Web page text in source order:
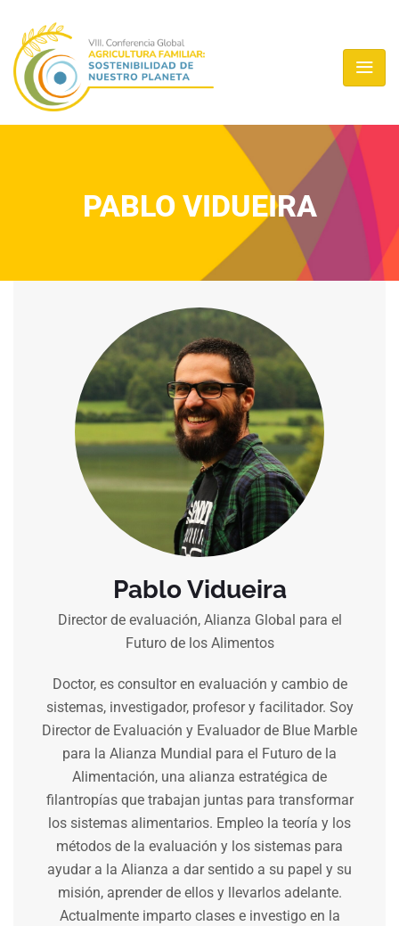
PABLO VIDUEIRA
Pablo Vidueira
Director de evaluación, Alianza Global para el
Futuro de los Alimentos
Doctor, es consultor en evaluación y cambio de
sistemas, investigador, profesor y facilitador. Soy
Director de Evaluación y Evaluador de Blue Marble
para la Alianza Mundial para el Futuro de la
Alimentación, una alianza estratégica de
filantropías que trabajan juntas para transformar
los sistemas alimentarios. Empleo la teoría y los
métodos de la evaluación y los sistemas para
ayudar a la Alianza a dar sentido a su papel y su
misión, aprender de ellos y llevarlos adelante.
Actualmente imparto clases e investigo en la